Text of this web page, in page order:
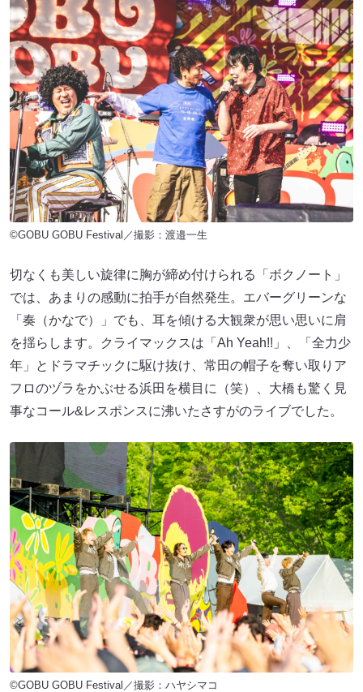
©GOBU GOBU Festival／撮影：渡邉一生
切なくも美しい旋律に胸が締め付けられる「ボクノート」
では、あまりの感動に拍手が自然発生。エバーグリーンな
「奏（かなで）」でも、耳を傾ける大観衆が思い思いに肩
を揺らします。クライマックスは「Ah Yeah!!」、「全力少
年」とドラマチックに駆け抜け、常田の帽子を奪い取りア
フロのヅラをかぶせる浜田を横目に（笑）、大橋も驚く見
事なコール&レスポンスに沸いたさすがのライブでした。
©GOBU GOBU Festival／撮影：ハヤシマコ